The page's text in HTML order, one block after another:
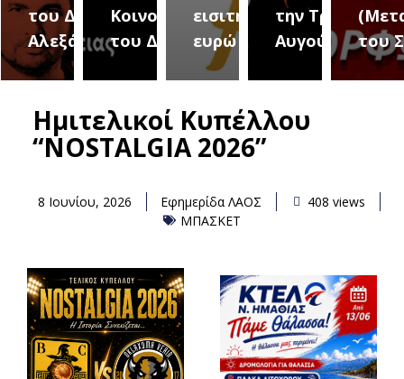
του Δήμου
Αλεξάνδρειας
Κοινοτήτων
του Δήμου
εισιτήριο 2
ευρώ
την Τρίτη 18
Αυγούστουτου
Ημιτελικοί Κυπέλλου
“NOSTALGIA 2026”
8 Ιουνίου, 2026 Εφημερίδα ΛΑΟΣ
408 views
ΜΠΑΣΚΕΤ